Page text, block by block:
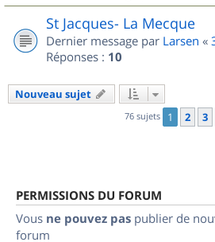
St Jacques- La Mecque
Dernier message par Larsen «
Réponses : 10
Nouveau sujet
76 sujets 1 2 3
PERMISSIONS DU FORUM
Vous ne pouvez pas publier de
forum